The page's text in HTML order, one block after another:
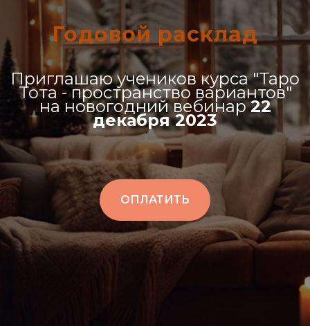
Годовой расклад
Приглашаю учеников курса "Таро
Тота - пространство вариантов"
на новогодний вебинар22
декабря 2023
ОПЛАТИТЬ